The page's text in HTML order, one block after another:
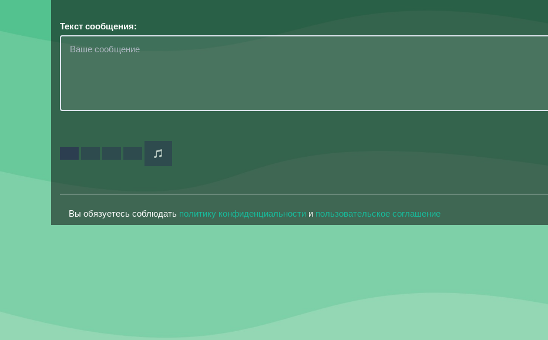
Текст сообщения:
Вы обязуетесь соблюдать политику конфиденциальности и пользовательское соглашение